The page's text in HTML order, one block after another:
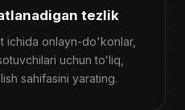
tezlik
ichida onlayn-do'konlar,
uchun toʻliq,
sahifasini yarating.